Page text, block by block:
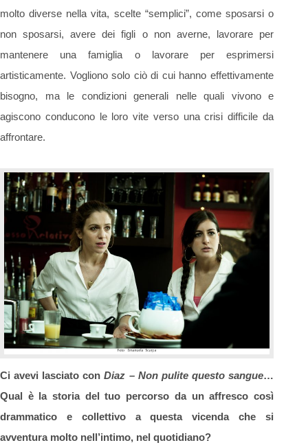
molto diverse nella vita, scelte “semplici”, come sposarsi o
non sposarsi, avere dei figli o non averne, lavorare per
mantenere una famiglia o lavorare per esprimersi
artisticamente. Vogliono solo ciò di cui hanno effettivamente
bisogno, ma le condizioni generali nelle quali vivono e
agiscono conducono le loro vite verso una crisi difficile da
affrontare.
Ci avevi lasciato conDiaz – Non pulite questo sangue…
Qual è la storia del tuo percorso da un affresco così
drammatico e collettivo a questa vicenda che si
avventura molto nell’intimo, nel quotidiano?